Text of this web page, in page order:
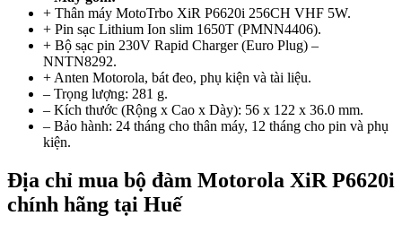
+ Thân máy MotoTrbo XiR P6620i 256CH VHF 5W.
+ Pin sạc Lithium Ion slim 1650T (PMNN4406).
+ Bộ sạc pin 230V Rapid Charger (Euro Plug) –
NNTN8292.
+ Anten Motorola, bát đeo, phụ kiện và tài liệu.
– Trọng lượng: 281 g.
– Kích thước (Rộng x Cao x Dày): 56 x 122 x 36.0 mm.
– Bảo hành: 24 tháng cho thân máy, 12 tháng cho pin và phụ
kiện.
Địa chỉ mua bộ đàm Motorola XiR P6620i
chính hãng tại Huế